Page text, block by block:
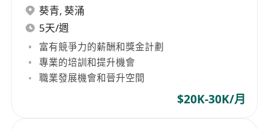
葵青, 葵涌
5天/週
富有競爭力的薪酬和獎金計劃
專業的培訓和提升機會
職業發展機會和晉升空間
$20K-30K/月